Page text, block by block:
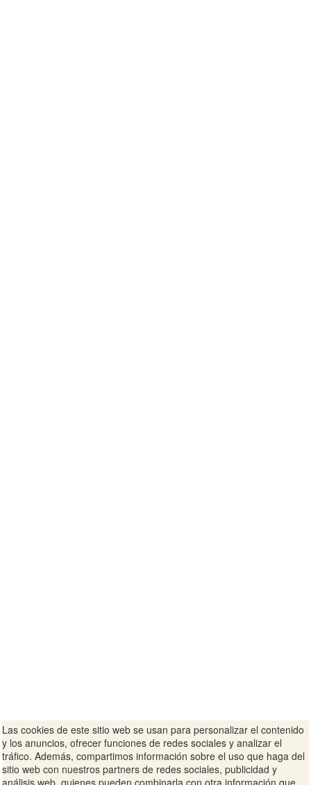
Las cookies de este sitio web se usan para personalizar el contenido
y los anuncios, ofrecer funciones de redes sociales y analizar el
tráfico. Además, compartimos información sobre el uso que haga del
sitio web con nuestros partners de redes sociales, publicidad y
análisis web, quienes pueden combinarla con otra información que